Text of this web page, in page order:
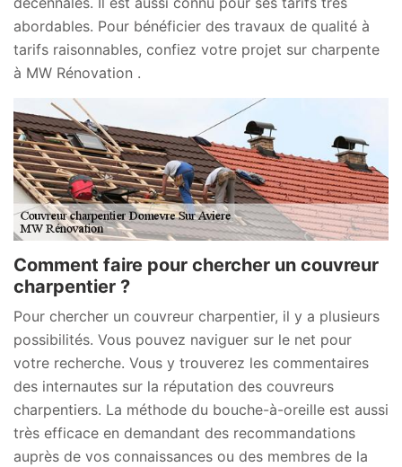
abordables. Pour bénéficier des travaux de qualité à
tarifs raisonnables, confiez votre projet sur charpente
à MW Rénovation .
Comment faire pour chercher un couvreur
charpentier ?
Pour chercher un couvreur charpentier, il y a plusieurs
possibilités. Vous pouvez naviguer sur le net pour
votre recherche. Vous y trouverez les commentaires
des internautes sur la réputation des couvreurs
charpentiers. La méthode du bouche-à-oreille est aussi
très efficace en demandant des recommandations
auprès de vos connaissances ou des membres de la